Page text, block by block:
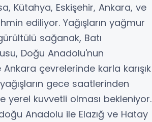
Kütahya, Eskişehir, Ankara, ve
ediliyor. Yağışların yağmur
sağanak, Batı
Doğu Anadolu'nun
çevrelerinde karla karışık
gece saatlerinden
yerel kuvvetli olması bekleniyor.
Anadolu ile Elazığ ve Hatay